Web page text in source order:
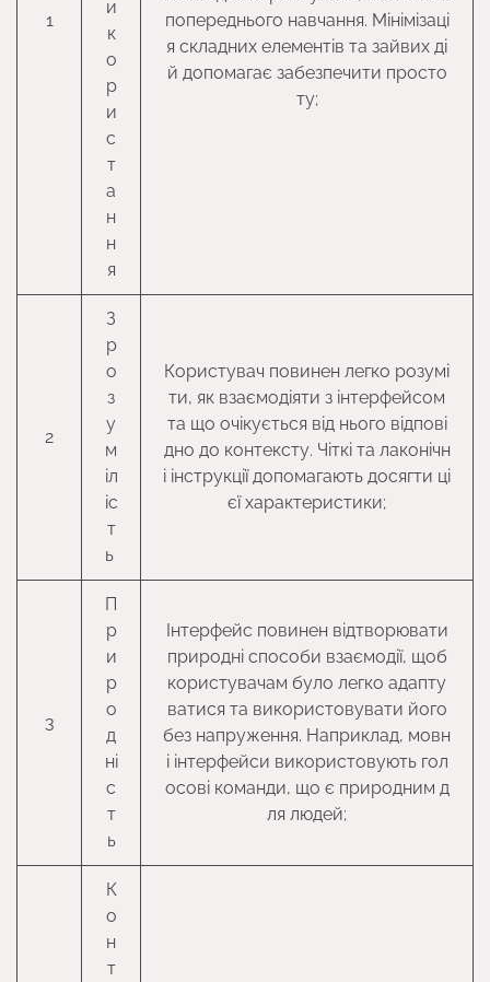
1
и
к
о
р
и
с
т
а
н
н
я
попереднього навчання. Мінімізаці
я складних елементів та зайвих ді
й допомагає забезпечити просто
ту;
2
З
р
о
з
у
м
іл
іс
т
ь
Користувач повинен легко розумі
ти, як взаємодіяти з інтерфейсом
та що очікується від нього відпові
дно до контексту. Чіткі та лаконічн
і інструкції допомагають досягти ці
єї характеристики;
3
П
р
и
р
о
д
ні
с
т
ь
Інтерфейс повинен відтворювати
природні способи взаємодії, щоб
користувачам було легко адапту
ватися та використовувати його
без напруження. Наприклад, мовн
і інтерфейси використовують гол
осові команди, що є природним д
ля людей;
К
о
н
т